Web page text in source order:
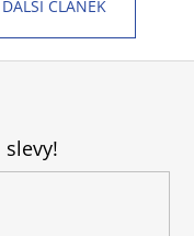
DALŠÍ ČLÁNEK